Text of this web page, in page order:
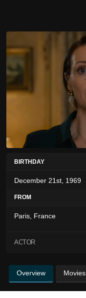
BIRTHDAY
December 21st, 1969
FROM
Paris, France
ACTOR
Overview Movies